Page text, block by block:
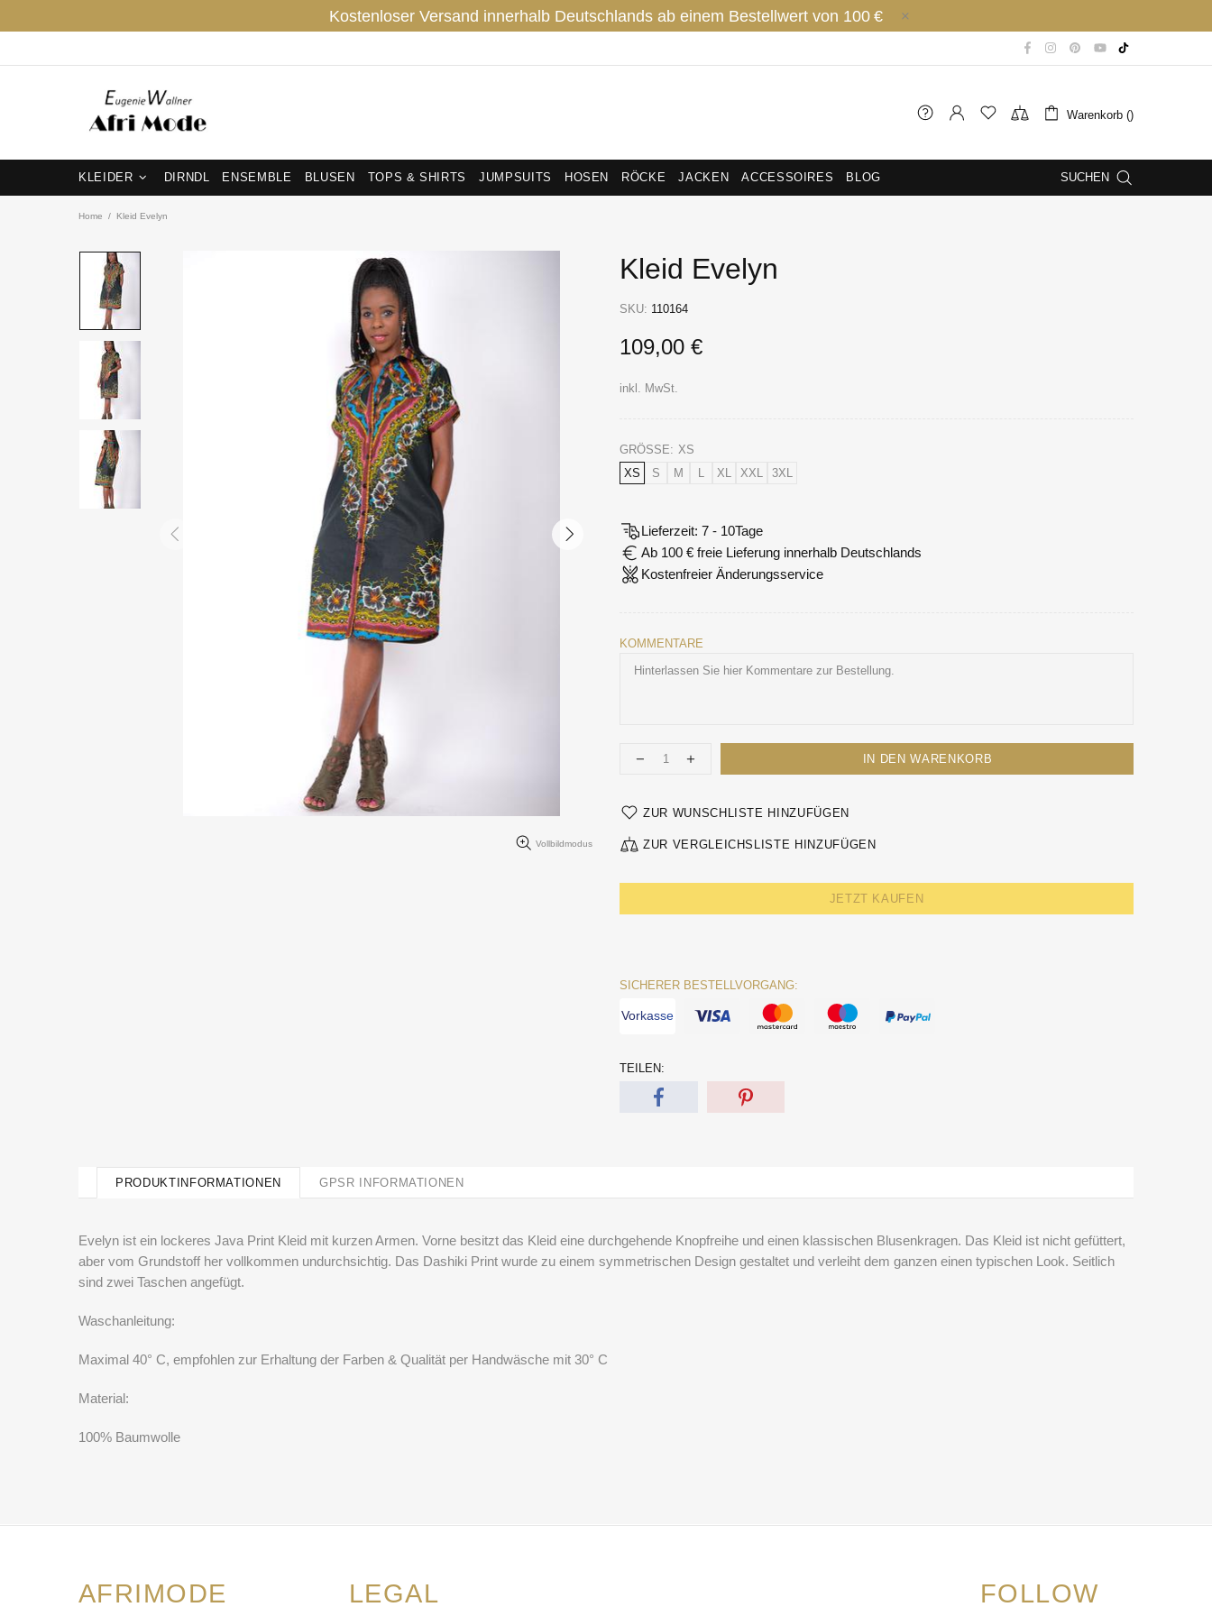
Kostenloser Versand innerhalb Deutschlands ab einem Bestellwert von 100 €
Warenkorb ()
KLEIDER DIRNDL ENSEMBLE BLUSEN TOPS & SHIRTS JUMPSUITS HOSEN RÖCKE JACKEN ACCESSOIRES BLOG SUCHEN
Home Kleid Evelyn
Vollbildmodus
Kleid Evelyn
SKU: 110164
109,00 €
inkl. MwSt.
GRÖSSE:
XS
XS
S M L XL XXL 3XL
Lieferzeit: 7 - 10Tage
Ab 100 € freie Lieferung innerhalb Deutschlands
Kostenfreier Änderungsservice
KOMMENTARE
IN DEN WARENKORB
ZUR WUNSCHLISTE HINZUFÜGEN
ZUR VERGLEICHSLISTE HINZUFÜGEN
JETZT KAUFEN
SICHERER BESTELLVORGANG:
Vorkasse
TEILEN:
PRODUKTINFORMATIONEN GPSR INFORMATIONEN
Evelyn ist ein lockeres Java Print Kleid mit kurzen Armen. Vorne besitzt das Kleid eine durchgehende Knopfreihe und einen klassischen Blusenkragen. Das Kleid ist nicht gefüttert,
aber vom Grundstoff her vollkommen undurchsichtig. Das Dashiki Print wurde zu einem symmetrischen Design gestaltet und verleiht dem ganzen einen typischen Look. Seitlich
sind zwei Taschen angefügt.
Waschanleitung:
Maximal 40° C, empfohlen zur Erhaltung der Farben & Qualität per Handwäsche mit 30° C
Material:
100% Baumwolle
AFRIMODE LEGAL FOLLOW